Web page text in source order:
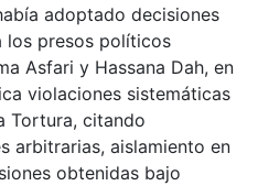
adoptado decisiones
los presos políticos
Asfari y Hassana Dah, en
violaciones sistemáticas
Tortura, citando
arbitrarias, aislamiento en
obtenidas bajo